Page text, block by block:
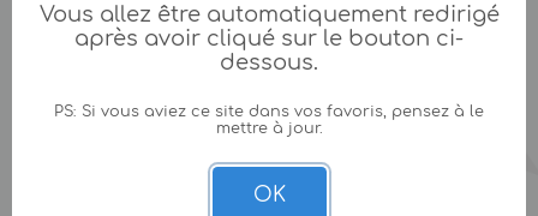
Vous allez être automatiquement redirigé
après avoir cliqué sur le bouton ci-
dessous.
PS: Si vous aviez ce site dans vos favoris, pensez à le
mettre à jour.
OK